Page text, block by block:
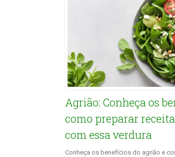
Agrião: Conheça os
como preparar
com essa verdura
Conheça os benefícios do agrião e